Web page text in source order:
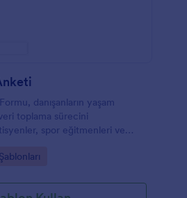
Formu, danışanların yaşam
veri toplama sürecini
spor eğitmenleri ve